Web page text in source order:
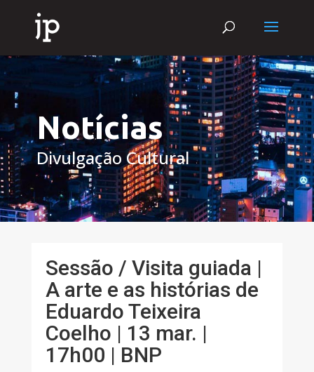
Notícias
Divulgação Cultural
Sessão / Visita guiada |
A arte e as histórias de
Eduardo Teixeira
Coelho | 13 mar. |
17h00 | BNP